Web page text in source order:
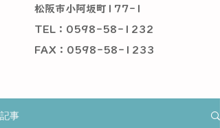
松阪市小阿坂町177-1
TEL：0598-58-1232
​ FAX：0598-58-1233
記事